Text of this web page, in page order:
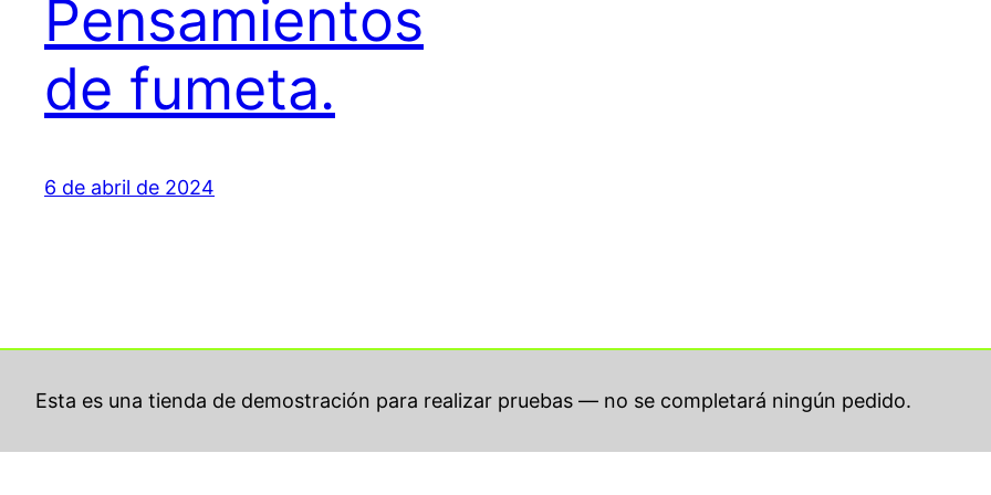
Esta es una tienda de demostración para realizar pruebas — no se completará ningún pedido.
Pensamientos
de fumeta.
6 de abril de 2024